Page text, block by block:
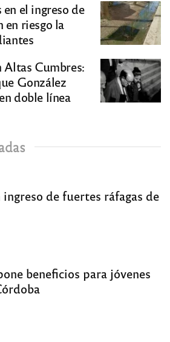
en el ingreso de
en riesgo la
Altas Cumbres:
González
doble línea
de fuertes ráfagas de
beneficios para jóvenes